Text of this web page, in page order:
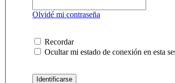
Olvidé mi contraseña
Recordar
Ocultar mi estado de conexión en esta